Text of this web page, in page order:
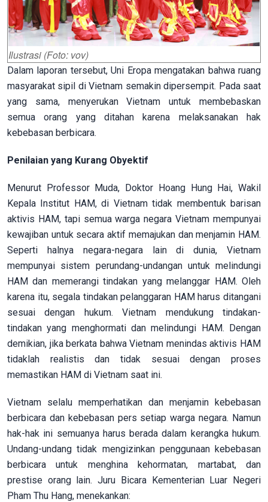
Ilustrasi (Foto: vov)
Dalam laporan tersebut, Uni Eropa mengatakan bahwa ruang
masyarakat sipil di Vietnam semakin dipersempit. Pada saat
yang sama, menyerukan Vietnam untuk membebaskan
semua orang yang ditahan karena melaksanakan hak
kebebasan berbicara.
Penilaian yang Kurang Obyektif
Menurut Professor Muda, Doktor Hoang Hung Hai, Wakil
Kepala Institut HAM, di Vietnam tidak membentuk barisan
aktivis HAM, tapi semua warga negara Vietnam mempunyai
kewajiban untuk secara aktif memajukan dan menjamin HAM.
Seperti halnya negara-negara lain di dunia, Vietnam
mempunyai sistem perundang-undangan untuk melindungi
HAM dan memerangi tindakan yang melanggar HAM. Oleh
karena itu, segala tindakan pelanggaran HAM harus ditangani
sesuai dengan hukum. Vietnam mendukung tindakan-
tindakan yang menghormati dan melindungi HAM. Dengan
demikian, jika berkata bahwa Vietnam menindas aktivis HAM
tidaklah realistis dan tidak sesuai dengan proses
memastikan HAM di Vietnam saat ini.
Vietnam selalu memperhatikan dan menjamin kebebasan
berbicara dan kebebasan pers setiap warga negara. Namun
hak-hak ini semuanya harus berada dalam kerangka hukum.
Undang-undang tidak mengizinkan penggunaan kebebasan
berbicara untuk menghina kehormatan, martabat, dan
prestise orang lain. Juru Bicara Kementerian Luar Negeri
Pham Thu Hang, menekankan: